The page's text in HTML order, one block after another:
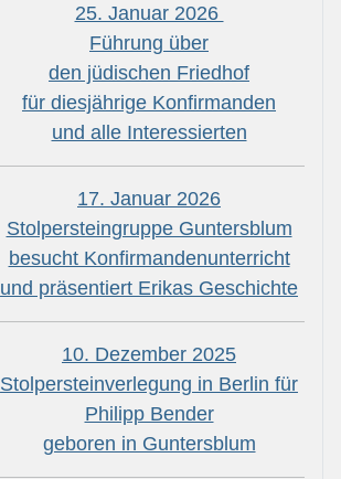
25. Januar 2026
Führung über
den jüdischen Friedhof
für diesjährige Konfirmanden
und alle Interessierten
17. Januar 2026
Stolpersteingruppe Guntersblum
besucht Konfirmandenunterricht
und präsentiert Erikas Geschichte
10. Dezember 2025
Stolpersteinverlegung in Berlin für
Philipp Bender
geboren in Guntersblum